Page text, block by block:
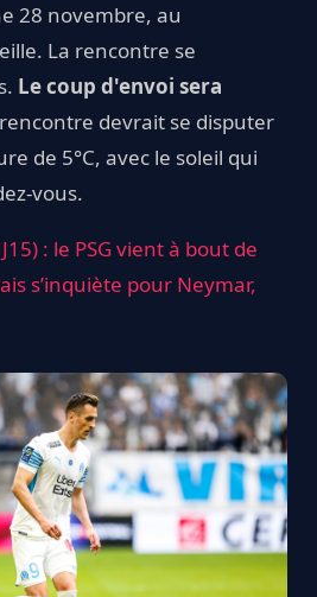
28 novembre, au
La rencontre se
Le coup d'envoi sera
devrait se disputer
de 5°C, avec le soleil qui
vous.
: le PSG vient à bout de
s’inquiète pour Neymar,